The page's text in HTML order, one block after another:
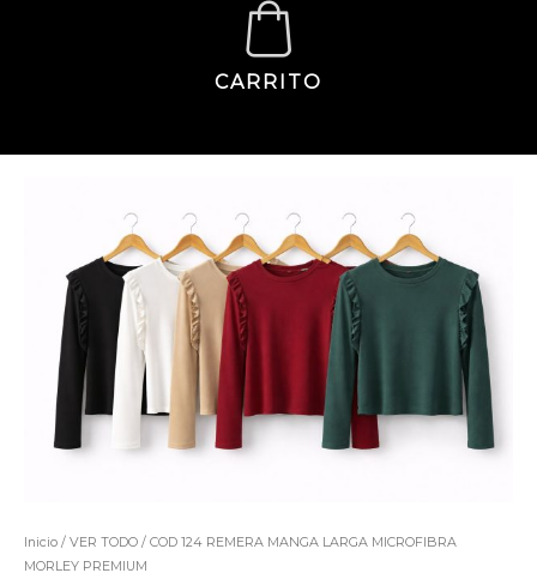
CARRITO
Inicio / VER TODO / COD 124 REMERA MANGA LARGA MICROFIBRA
MORLEY PREMIUM